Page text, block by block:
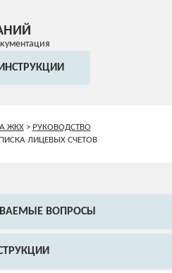
ЖКХ> РУКОВОДСТВО
ЛИЦЕВЫХ СЧЕТОВ
ВОПРОСЫ